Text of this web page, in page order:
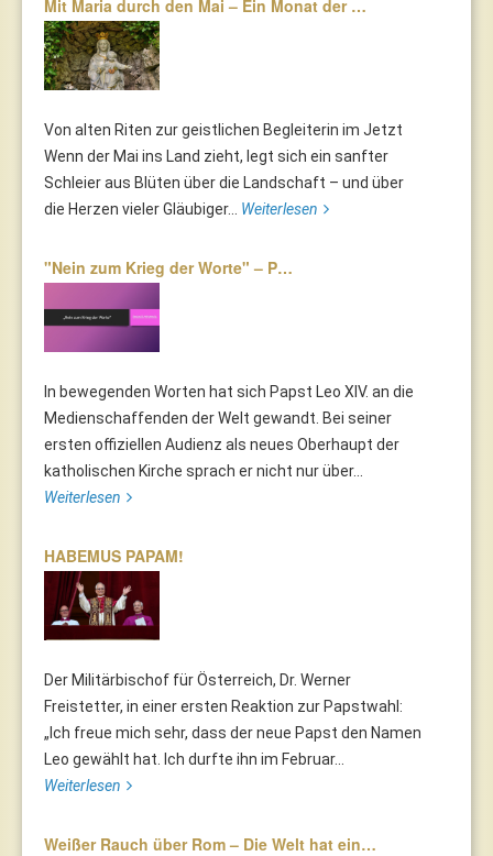
Mit Maria durch den Mai – Ein Monat der …
Von alten Riten zur geistlichen Begleiterin im Jetzt
Wenn der Mai ins Land zieht, legt sich ein sanfter
Schleier aus Blüten über die Landschaft – und über
die Herzen vieler Gläubiger... Weiterlesen
"Nein zum Krieg der Worte" – P…
In bewegenden Worten hat sich Papst Leo XIV. an die
Medienschaffenden der Welt gewandt. Bei seiner
ersten offiziellen Audienz als neues Oberhaupt der
katholischen Kirche sprach er nicht nur über...
Weiterlesen
HABEMUS PAPAM!
Der Militärbischof für Österreich, Dr. Werner
Freistetter, in einer ersten Reaktion zur Papstwahl:
„Ich freue mich sehr, dass der neue Papst den Namen
Leo gewählt hat. Ich durfte ihn im Februar...
Weiterlesen
Weißer Rauch über Rom – Die Welt hat ein…